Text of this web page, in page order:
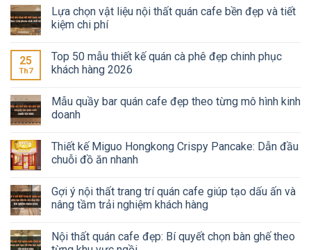
Lựa chọn vật liệu nội thất quán cafe bền đẹp và tiết
kiệm chi phí
25
Th7
Top 50 mẫu thiết kế quán cà phê đẹp chinh phục
khách hàng 2026
Mẫu quầy bar quán cafe đẹp theo từng mô hình kinh
doanh
Thiết kế Miguo Hongkong Crispy Pancake: Dẫn đầu
chuỗi đồ ăn nhanh
Gợi ý nội thất trang trí quán cafe giúp tạo dấu ấn và
nâng tầm trải nghiệm khách hàng
Nội thất quán cafe đẹp: Bí quyết chọn bàn ghế theo